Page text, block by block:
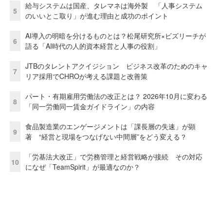
5
給与システムは国産、タレマネは海外製 「人事システム
のいいとこ取り」が進む理由と成功のポイント
6
AI導入の明暗を分けるものとは？松尾研究所×ビズリーチが
語る「AI時代の人的資本経営と人事の役割」
7
JTBのタレントアクイジション ビジネス改革のためのキャ
リア採用でCHROが考える課題と改善策
8
パート・有期雇用労働法の改正とは？ 2026年10月に変わる
「同一労働同一賃金ガイドライン」の内容
9
食品製造業のエンゲージメントは「課長層の失速」が顕
著 “経営と現場をつなげない中間層”をどう変える？
10
「労基法大改正」で労務管理と経営戦略が接続 その対応
になぜ「TeamSpirit」が最適なのか？